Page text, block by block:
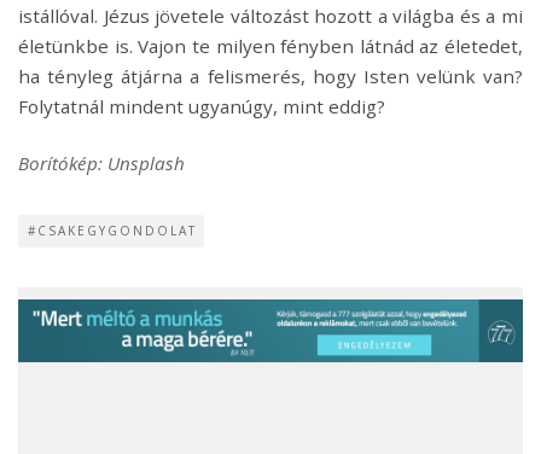
istállóval. Jézus jövetele változást hozott a világba és a mi
életünkbe is. Vajon te milyen fényben látnád az életedet,
ha tényleg átjárna a felismerés, hogy Isten velünk van?
Folytatnál mindent ugyanúgy, mint eddig?
Borítókép: Unsplash
#CSAKEGYGONDOLAT